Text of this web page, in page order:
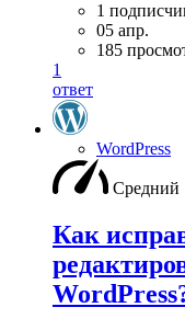
1
05 апр.
185
1
ответ
WordPress
Средний
Как